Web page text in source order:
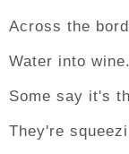
Across the
Water into wine.
Some say it's
They're